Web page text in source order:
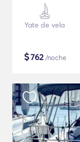
Yate de vela
$762/noche